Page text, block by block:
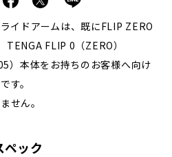
イドアームは、既にFLIP ZERO
FLIP 0（ZERO）
）本体をお持ちのお客様へ向け
す。
せん。
ペック